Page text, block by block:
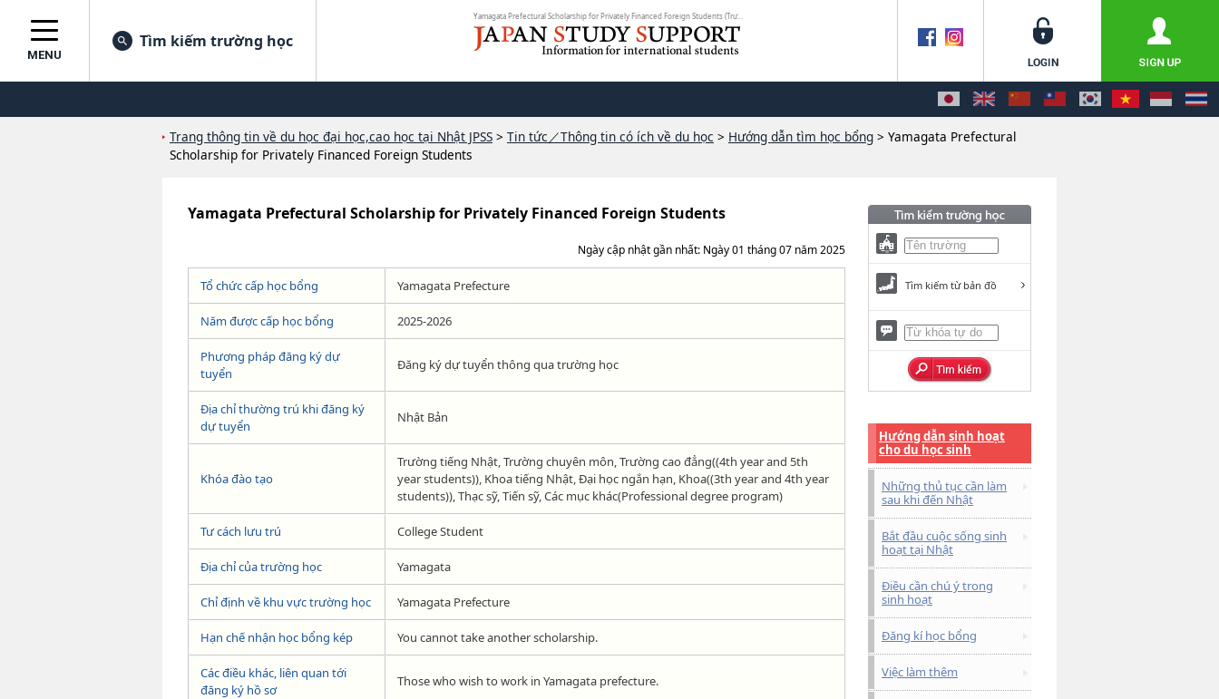
Yamagata Prefectural Scholarship for Privately Financed Foreign Students (Trư...
MENU
Tìm kiếm trường học
Trang thông tin về du học đại học,cao học tại Nhật JPSS > Tin tức／Thông tin có ích về du học > Hướng dẫn tìm học bổng > Yamagata Prefectural
Scholarship for Privately Financed Foreign Students
Yamagata Prefectural Scholarship for Privately Financed Foreign Students
Ngày cập nhật gần nhất: Ngày 01 tháng 07 năm 2025
Tổ chức cấp học bổng Yamagata Prefecture
Năm được cấp học bổng 2025-2026
Phương pháp đăng ký dự
tuyển
Đăng ký dự tuyển thông qua trường học
Địa chỉ thường trú khi đăng ký
dự tuyển
Nhật Bản
Khóa đào tạo
Trường tiếng Nhật, Trường chuyên môn, Trường cao đẳng((4th year and 5th
year students)), Khoa tiếng Nhật, Đại học ngắn hạn, Khoa((3th year and 4th year
students)), Thạc sỹ, Tiến sỹ, Các mục khác(Professional degree program)
Tư cách lưu trú College Student
Địa chỉ của trường học Yamagata
Chỉ định về khu vực trường học Yamagata Prefecture
Hạn chế nhận học bổng kép You cannot take another scholarship.
Các điều khác, liên quan tới
đăng ký hồ sơ
Those who wish to work in Yamagata prefecture.
Tìm kiếm từ bản đồ
Hướng dẫn sinh hoạt
cho du học sinh
Những thủ tục cần làm
sau khi đến Nhật
Bắt đầu cuộc sống sinh
hoạt tại Nhật
Điều cần chú ý trong
sinh hoạt
Đăng kí học bổng
Việc làm thêm